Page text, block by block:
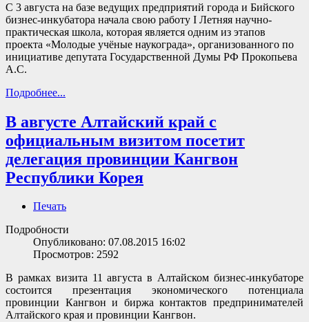
C 3 августа на базе ведущих предприятий города и Бийского
бизнес-инкубатора начала свою работу I Летняя научно-
практическая школа, которая является одним из этапов
проекта «Молодые учёные наукограда», организованного по
инициативе депутата Государственной Думы РФ Прокопьева
А.С.
Подробнее...
В августе Алтайский край с
официальным визитом посетит
делегация провинции Кангвон
Республики Корея
Печать
Подробности
Опубликовано: 07.08.2015 16:02
Просмотров: 2592
В рамках визита 11 августа в Алтайском бизнес-инкубаторе
состоится презентация экономического потенциала
провинции Кангвон и биржа контактов предпринимателей
Алтайского края и провинции Кангвон.